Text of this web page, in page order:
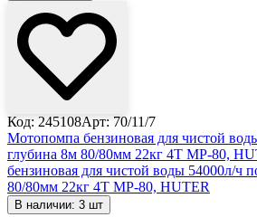
Код: 245108Арт: 70/11/7
Мотопомпа бензиновая для чистой
глубина 8м 80/80мм 22кг 4Т MP-80,
бензиновая для чистой воды 54000л/ч
80/80мм 22кг 4Т MP-80, HUTER
В наличии: 3 шт